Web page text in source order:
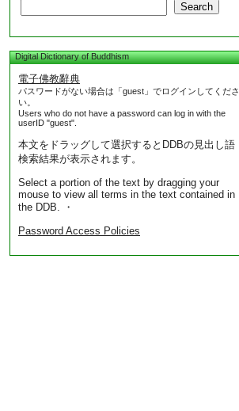
Search
Digital Dictionary of Buddhism
電子佛教辭典
パスワードがない場合は「guest」でログインしてくださ
い。
Users who do not have a password can log in with the
userID "guest".
本文をドラッグして選択するとDDBの見出し語
検索結果が表示されます。
Select a portion of the text by dragging your
mouse to view all terms in the text contained in
the DDB. ・
Password Access Policies